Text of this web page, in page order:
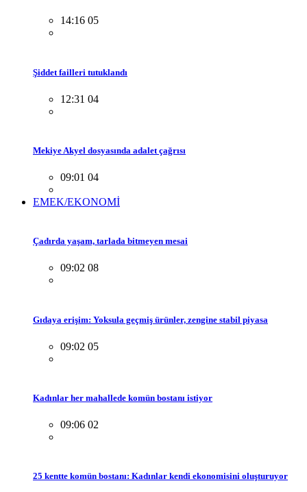
14:16 05
Şiddet failleri tutuklandı
12:31 04
Mekiye Akyel dosyasında adalet çağrısı
09:01 04
EMEK/EKONOMİ
Çadırda yaşam, tarlada bitmeyen mesai
09:02 08
Gıdaya erişim: Yoksula geçmiş ürünler, zengine stabil piyasa
09:02 05
Kadınlar her mahallede komün bostanı istiyor
09:06 02
25 kentte komün bostanı: Kadınlar kendi ekonomisini oluşturuyor